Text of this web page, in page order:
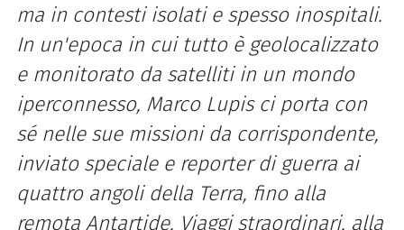
ma in contesti isolati e spesso inospitali.
In un'epoca in cui tutto è geolocalizzato
e monitorato da satelliti in un mondo
iperconnesso, Marco Lupis ci porta con
sé nelle sue missioni da corrispondente,
inviato speciale e reporter di guerra ai
quattro angoli della Terra, fino alla
remota Antartide. Viaggi straordinari, alla